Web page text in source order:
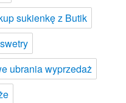
sukienkę z Butik
ubrania wyprzedaż